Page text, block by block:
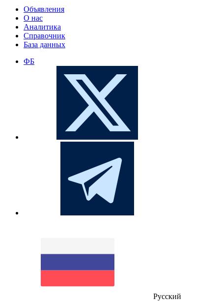
Объявления
О нас
Аналитика
Справочник
База данных
ФБ
Русский